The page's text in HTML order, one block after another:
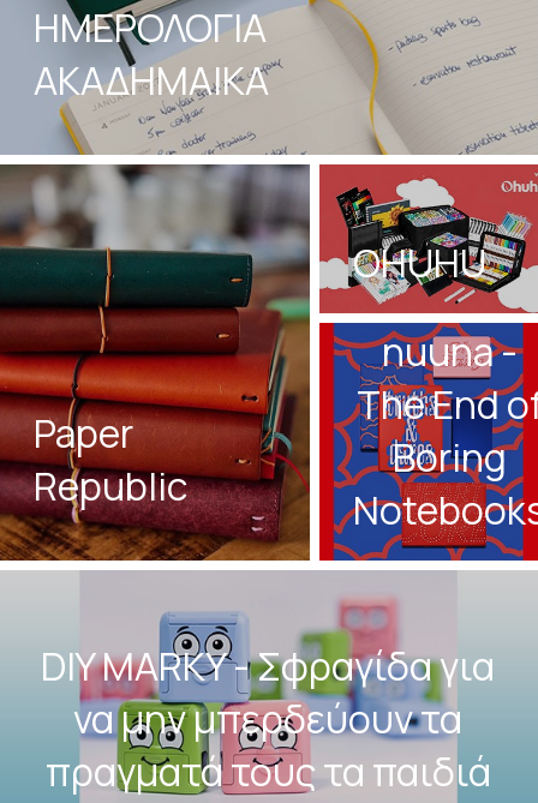
ΗΜΕΡΟΛΟΓΙΑ
ΑΚΑΔΗΜΑΙΚΑ
Paper
Republic
OHUHU
nuuna -
The End
Boring
DIY MARKY - Σφραγίδα για
να μην μπερδεύουν τα
πραγματά τους τα παιδιά